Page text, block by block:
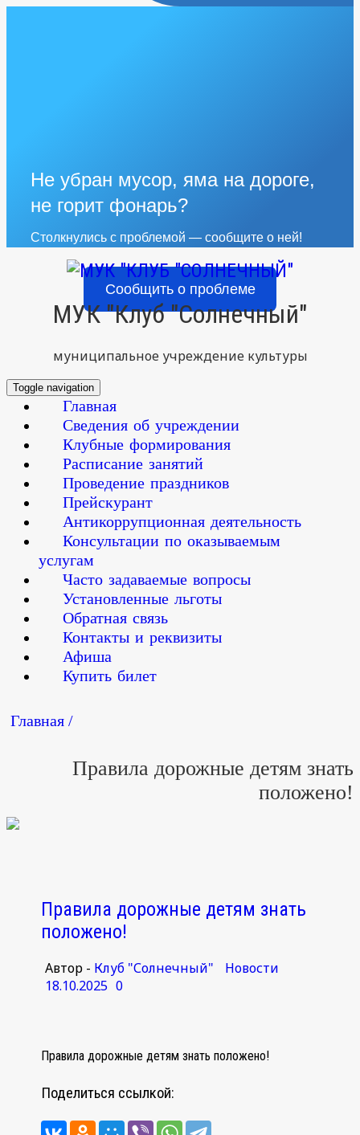
Не убран мусор, яма на дороге,
не горит фонарь?
Столкнулись с проблемой — сообщите о ней!
Сообщить о проблеме
МУК "Клуб "Солнечный"
муниципальное учреждение культуры
Toggle navigation
Главная
Сведения об учреждении
Клубные формирования
Расписание занятий
Проведение праздников
Прейскурант
Антикоррупционная деятельность
Консультации по оказываемым
услугам
Часто задаваемые вопросы
Установленные льготы
Обратная связь
Контакты и реквизиты
Афиша
Купить билет
Главная /
Правила дорожные детям знать
положено!
Правила дорожные детям знать
положено!
Автор - Клуб "Солнечный"
Новости
18.10.2025 0
Правила дорожные детям знать положено!
Поделиться ссылкой: